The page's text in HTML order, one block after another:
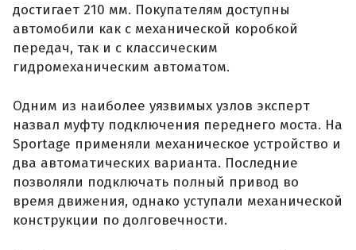
достигает 210 мм. Покупателям доступны
автомобили как с механической коробкой
передач, так и с классическим
гидромеханическим автоматом.
Одним из наиболее уязвимых узлов эксперт
назвал муфту подключения переднего моста. На
Sportage применяли механическое устройство и
два автоматических варианта. Последние
позволяли подключать полный привод во
время движения, однако уступали механической
конструкции по долговечности.